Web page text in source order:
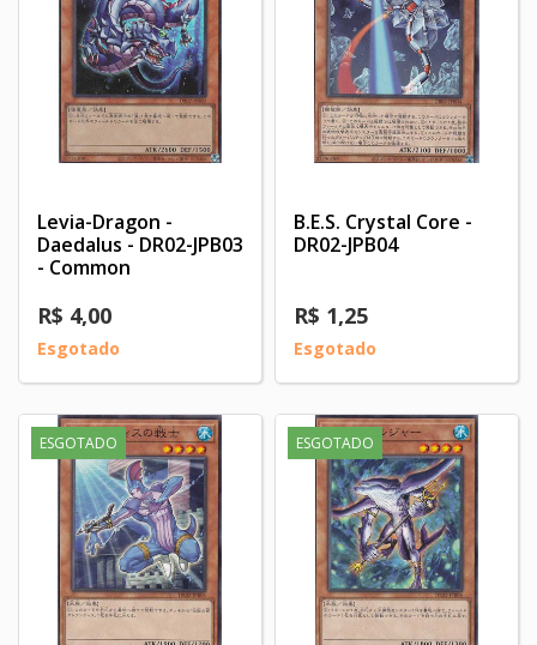
Levia-Dragon -
Daedalus - DR02-JPB03
- Common
R$ 4,00
Esgotado
B.E.S. Crystal Core -
DR02-JPB04
R$ 1,25
Esgotado
ESGOTADO ESGOTADO